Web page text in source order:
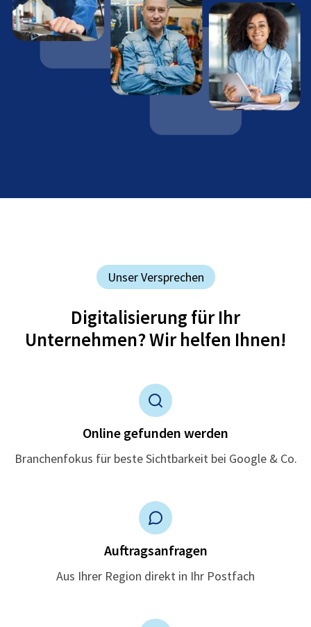
Unser Versprechen
Digitalisierung für Ihr
Unternehmen? Wir helfen Ihnen!
Online gefunden werden
Branchenfokus für beste Sichtbarkeit bei Google & Co.
Auftragsanfragen
Aus Ihrer Region direkt in Ihr Postfach